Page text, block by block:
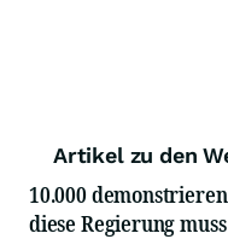
Artikel zu den
10.000
diese Regierung